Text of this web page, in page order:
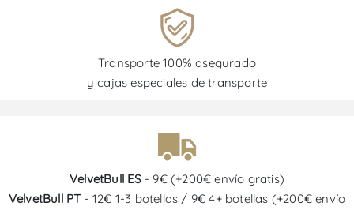
Transporte 100% asegurado
y cajas especiales de transporte
VelvetBull ES- 9€ (+200€ envío gratis)
VelvetBull PT - 12€ 1-3 botellas / 9€ 4+ botellas (+200€ envío